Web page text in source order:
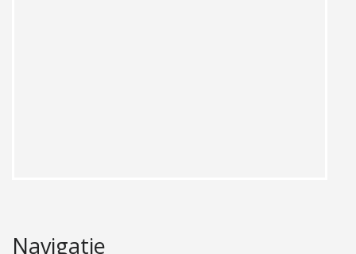
Navigatie